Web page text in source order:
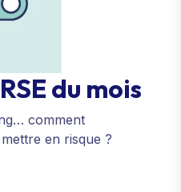
du mois
comment
en risque ?